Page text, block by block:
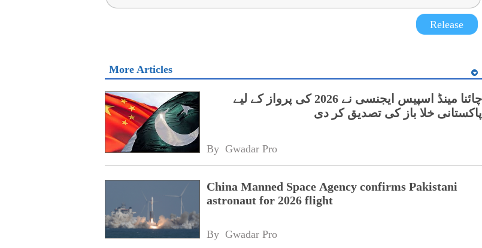
Release
More Articles
چائنا مینڈ اسپیس ایجنسی نے 2026 کی پرواز کے لیے
پاکستانی خلا باز کی تصدیق کر دی
By Gwadar Pro
China Manned Space Agency confirms Pakistani
astronaut for 2026 flight
By Gwadar Pro